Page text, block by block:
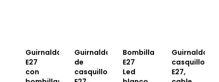
Guirnalda
E27
con
Guirnalda
de
casquillos
Bombilla
E27
Led
Guirnalda
casquillos
E27,